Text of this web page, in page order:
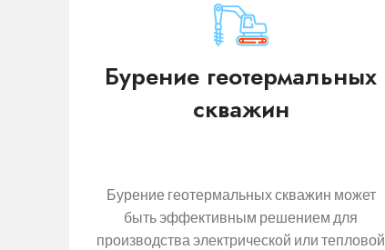
Бурение геотермальных
скважин
Бурение геотермальных скважин может
быть эффективным решением для
производства электрической или тепловой